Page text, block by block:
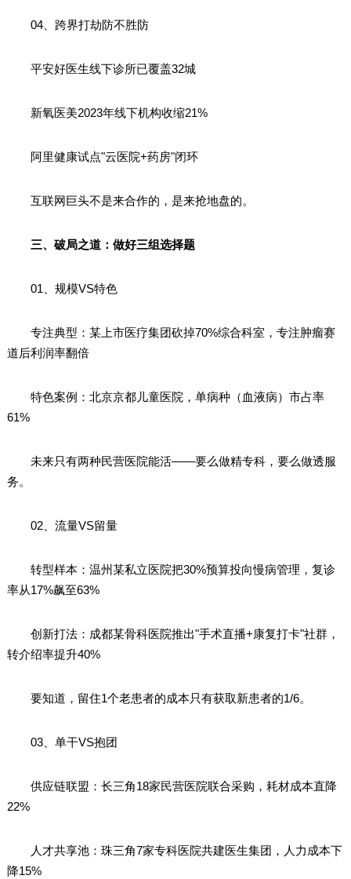
04、跨界打劫防不胜防
平安好医生线下诊所已覆盖32城
新氧医美2023年线下机构收缩21%
阿里健康试点"云医院+药房"闭环
互联网巨头不是来合作的，是来抢地盘的。
三、破局之道：做好三组选择题
01、规模VS特色
专注典型：某上市医疗集团砍掉70%综合科室，专注肿瘤赛
道后利润率翻倍
特色案例：北京京都儿童医院，单病种（血液病）市占率
61%
未来只有两种民营医院能活——要么做精专科，要么做透服
务。
02、流量VS留量
转型样本：温州某私立医院把30%预算投向慢病管理，复诊
率从17%飙至63%
创新打法：成都某骨科医院推出"手术直播+康复打卡"社群，
转介绍率提升40%
要知道，留住1个老患者的成本只有获取新患者的1/6。
03、单干VS抱团
供应链联盟：长三角18家民营医院联合采购，耗材成本直降
22%
人才共享池：珠三角7家专科医院共建医生集团，人力成本下
降15%